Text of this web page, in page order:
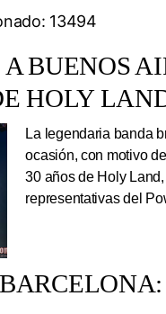
13494
BUENOS
HOLY
La legendaria banda
ocasión, con motivo
30 años de Holy
representativas del